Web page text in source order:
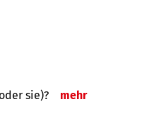
sie)? mehr